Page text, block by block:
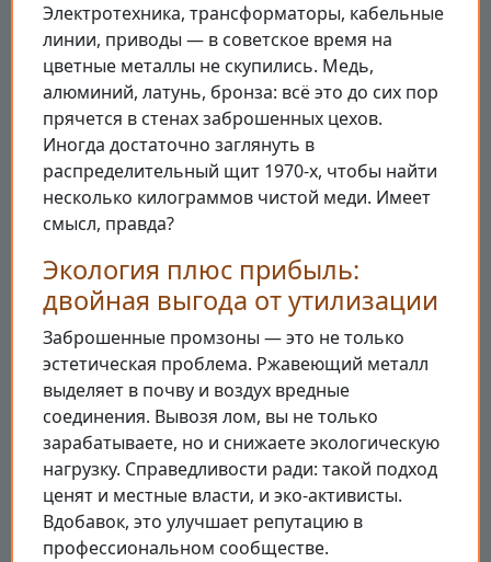
Электротехника, трансформаторы, кабельные
линии, приводы — в советское время на
цветные металлы не скупились. Медь,
алюминий, латунь, бронза: всё это до сих пор
прячется в стенах заброшенных цехов.
Иногда достаточно заглянуть в
распределительный щит 1970-х, чтобы найти
несколько килограммов чистой меди. Имеет
смысл, правда?
Экология плюс прибыль:
двойная выгода от утилизации
Заброшенные промзоны — это не только
эстетическая проблема. Ржавеющий металл
выделяет в почву и воздух вредные
соединения. Вывозя лом, вы не только
зарабатываете, но и снижаете экологическую
нагрузку. Справедливости ради: такой подход
ценят и местные власти, и эко-активисты.
Вдобавок, это улучшает репутацию в
профессиональном сообществе.